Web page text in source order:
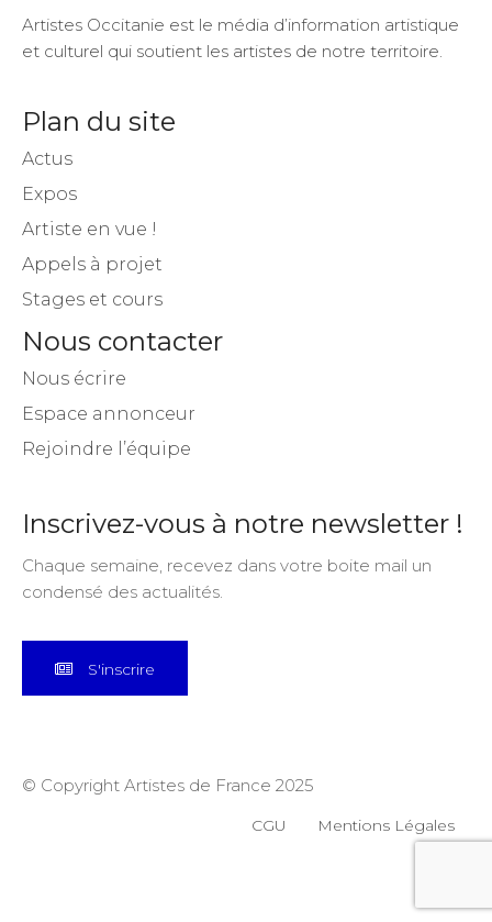
Artistes Occitanie est le média d’information artistique
et culturel qui soutient les artistes de notre territoire.
Plan du site
Actus
Expos
Artiste en vue !
Appels à projet
Stages et cours
Nous contacter
Nous écrire
Espace annonceur
Rejoindre l’équipe
Inscrivez-vous à notre newsletter !
Chaque semaine, recevez dans votre boite mail un
condensé des actualités.
S'inscrire
© Copyright Artistes de France 2025
CGU Mentions Légales